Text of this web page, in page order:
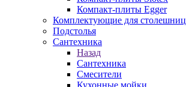
Компакт-плиты Egger
Комплектующие для столешниц
Подстолья
Сантехника
Назад
Сантехника
Смесители
Кухонные мойки